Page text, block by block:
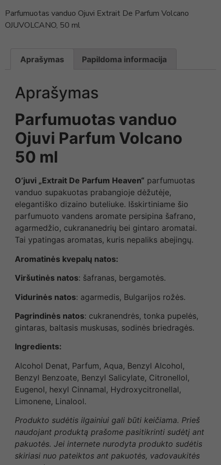
Parfumuotas vanduo Ojuvi Extrait De Parfum Volcano
OJUVOLCANO, 50 ml
Aprašymas Papildoma informacija
Aprašymas
Parfumuotas vanduo
Ojuvi Parfum Volcano
50 ml
O’juvi „Extrait De Parfum Heaven“ parfumuotas
vanduo supakuotas prabangioje dėžutėje,
elegantiško dizaino buteliuke. Išskirtiniame šio
parfumuoto vandens aromate persipina šafrano,
agarmedžio, cukrananedrių bei gintaro aromatai.
Tai ypatingas aromatas, kuris nepaliks abejingų.
Aromatinės kvepalų natos:
Viršutinės natos: šafranas, bergamotės.
Vidurinės natos: agarmedis, Bulgarijos rožės.
Pagrindinės natos: cukranendrės, tonka pupelės,
gintaras, baltasis muskusas, sodinės briedragės.
Ingredients:
Alcohol Denat, Parfum, Aqua, Benzyl Alcohol,
Benzyl Benzoate, Benzyl Salicylate, Citronellol,
Eugenol, hexyl Cinnamal, Hydroxycitronellal,
Limonene, Linalool.
Produkto sudėtis ilgainiui gali būti keičiama. Prieš
naudojant produktą prašome pasitikrinti sudėtį ant
pakuotės. Jei internete nurodyta produkto sudėtis
skiriasi nuo pateiktos ant pakuotės, vadovaukitės